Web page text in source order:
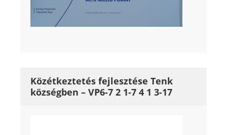
Közétkeztetés fejlesztése Tenk
községben – VP6-7 2 1-7 4 1 3-17